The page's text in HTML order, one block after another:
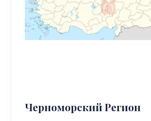
Черноморский Регион